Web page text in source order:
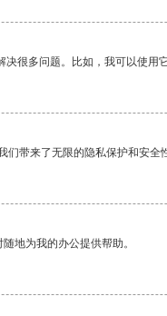
很多问题。比如，我可以使用
带来了无限的隐私保护和安全
地为我的办公提供帮助。